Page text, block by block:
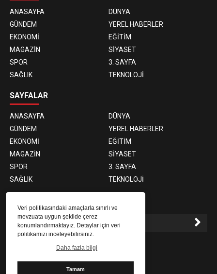
Veri politikasındaki amaçlarla sınırlı ve
mevzuata uygun şekilde çerez
konumlandırmaktayız. Detaylar için veri
politikamızı inceleyebilirsiniz.
Daha fazla bilgi
Tamam
ANASAYFA
DÜNYA
GÜNDEM
YEREL HABERLER
EKONOMİ
EĞİTİM
MAGAZİN
SİYASET
SPOR
3. SAYFA
SAĞLIK
TEKNOLOJİ
SAYFALAR
ANASAYFA
DÜNYA
GÜNDEM
YEREL HABERLER
EKONOMİ
EĞİTİM
MAGAZİN
SİYASET
SPOR
3. SAYFA
SAĞLIK
TEKNOLOJİ